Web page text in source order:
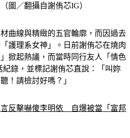
護理系女神」。日前謝侑芯在燒肉
掀起熱議，而當時同行友人「情色
紀錄，並標記謝侑芯直說：「叫妳
！請檢討好嗎？」